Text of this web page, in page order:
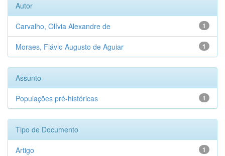
Autor
1
Carvalho, Olívia Alexandre de
1
Moraes, Flávio Augusto de Aguiar
Assunto
1
Populações pré-históricas
Tipo de Documento
1
Artigo